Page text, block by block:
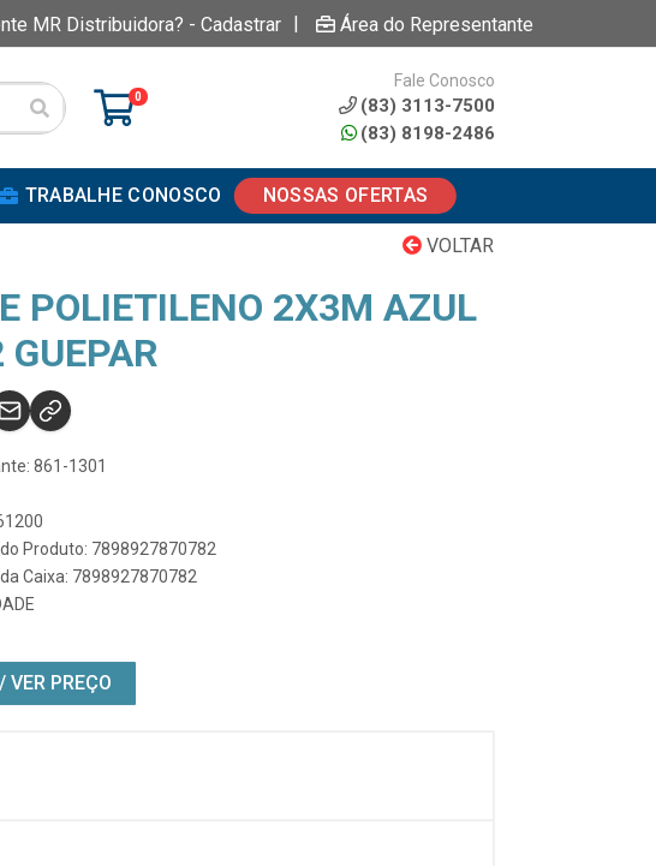
MR Distribuidora? - Cadastrar | Área do Representante
0
Fale Conosco
(83) 3113-7500
(83) 8198-2486
TRABALHE CONOSCO NOSSAS OFERTAS
VOLTAR
POLIETILENO 2X3M AZUL
861-1301
Produto: 7898927870782
Caixa: 7898927870782
VER PREÇO